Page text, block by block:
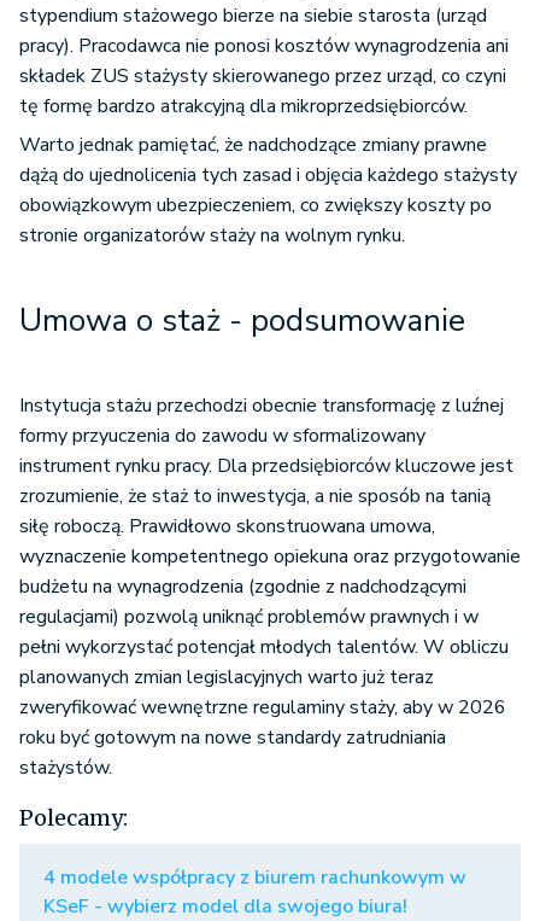
stypendium stażowego bierze na siebie starosta (urząd
pracy). Pracodawca nie ponosi kosztów wynagrodzenia ani
składek ZUS stażysty skierowanego przez urząd, co czyni
tę formę bardzo atrakcyjną dla mikroprzedsiębiorców.
Warto jednak pamiętać, że nadchodzące zmiany prawne
dążą do ujednolicenia tych zasad i objęcia każdego stażysty
obowiązkowym ubezpieczeniem, co zwiększy koszty po
stronie organizatorów staży na wolnym rynku.
Umowa o staż - podsumowanie
Instytucja stażu przechodzi obecnie transformację z luźnej
formy przyuczenia do zawodu w sformalizowany
instrument rynku pracy. Dla przedsiębiorców kluczowe jest
zrozumienie, że staż to inwestycja, a nie sposób na tanią
siłę roboczą. Prawidłowo skonstruowana umowa,
wyznaczenie kompetentnego opiekuna oraz przygotowanie
budżetu na wynagrodzenia (zgodnie z nadchodzącymi
regulacjami) pozwolą uniknąć problemów prawnych i w
pełni wykorzystać potencjał młodych talentów. W obliczu
planowanych zmian legislacyjnych warto już teraz
zweryfikować wewnętrzne regulaminy staży, aby w 2026
roku być gotowym na nowe standardy zatrudniania
stażystów.
Polecamy:
4 modele współpracy z biurem rachunkowym w
KSeF - wybierz model dla swojego biura!